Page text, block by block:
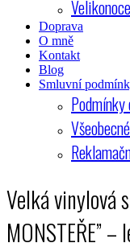
Doprava
O mně
Kontakt
Blog
Smluvní
Velká vinylová
MONSTEŘE” –